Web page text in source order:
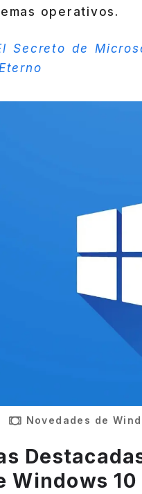
operativos.
Secreto de
Novedades de
Windows 10